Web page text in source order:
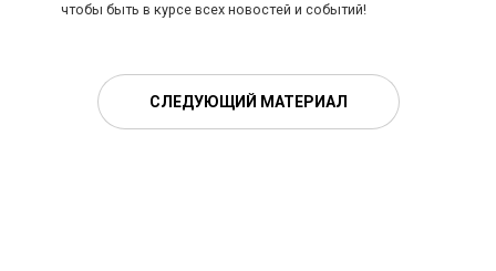
чтобы быть в курсе всех новостей и событий!
СЛЕДУЮЩИЙ МАТЕРИАЛ